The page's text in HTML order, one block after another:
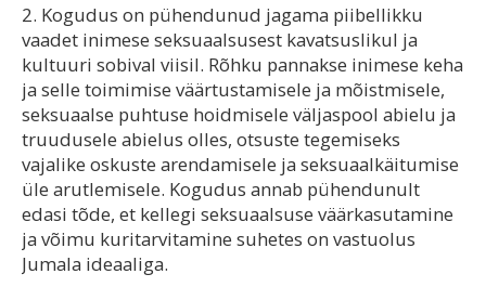
2. Kogudus on pühendunud jagama piibellikku
vaadet inimese seksuaalsusest kavatsuslikul ja
kultuuri sobival viisil. Rõhku pannakse inimese keha
ja selle toimimise väärtustamisele ja mõistmisele,
seksuaalse puhtuse hoidmisele väljaspool abielu ja
truudusele abielus olles, otsuste tegemiseks
vajalike oskuste arendamisele ja seksuaalkäitumise
üle arutlemisele. Kogudus annab pühendunult
edasi tõde, et kellegi seksuaalsuse väärkasutamine
ja võimu kuritarvitamine suhetes on vastuolus
Jumala ideaaliga.